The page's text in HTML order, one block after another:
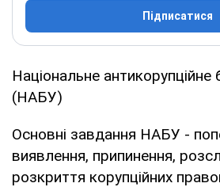
Підписатися
Національне антикорупційне
(НАБУ)
Основні завдання НАБУ -
виявлення, припинення,
розкриття корупційних